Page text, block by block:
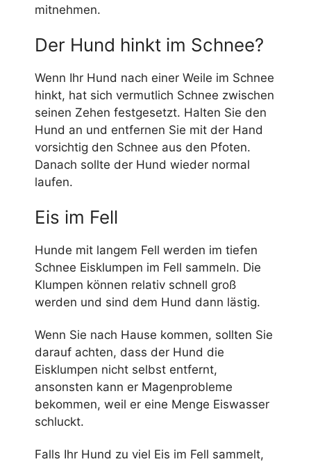
mitnehmen.
Der Hund hinkt im Schnee?
Wenn Ihr Hund nach einer Weile im Schnee
hinkt, hat sich vermutlich Schnee zwischen
seinen Zehen festgesetzt. Halten Sie den
Hund an und entfernen Sie mit der Hand
vorsichtig den Schnee aus den Pfoten.
Danach sollte der Hund wieder normal
laufen.
Eis im Fell
Hunde mit langem Fell werden im tiefen
Schnee Eisklumpen im Fell sammeln. Die
Klumpen können relativ schnell groß
werden und sind dem Hund dann lästig.
Wenn Sie nach Hause kommen, sollten Sie
darauf achten, dass der Hund die
Eisklumpen nicht selbst entfernt,
ansonsten kann er Magenprobleme
bekommen, weil er eine Menge Eiswasser
schluckt.
Falls Ihr Hund zu viel Eis im Fell sammelt,